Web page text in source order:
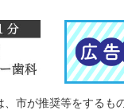
市が推奨等をするも